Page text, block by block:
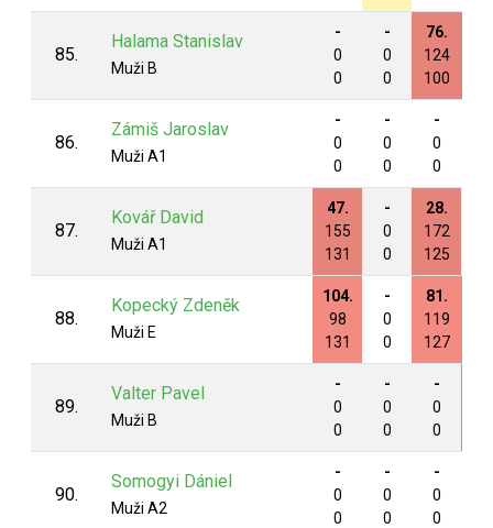
85.
Halama Stanislav
Muži B
-
0
0
-
0
0
76.
124
100
86.
Zámiš Jaroslav
Muži A1
-
0
0
-
0
0
-
0
0
87.
Kovář David
Muži A1
47.
155
131
-
0
0
28.
172
125
88.
Kopecký Zdeněk
Muži E
104.
98
131
-
0
0
81.
119
127
89.
Valter Pavel
Muži B
-
0
0
-
0
0
-
0
0
90.
Somogyi Dániel
Muži A2
-
0
0
-
0
0
-
0
0